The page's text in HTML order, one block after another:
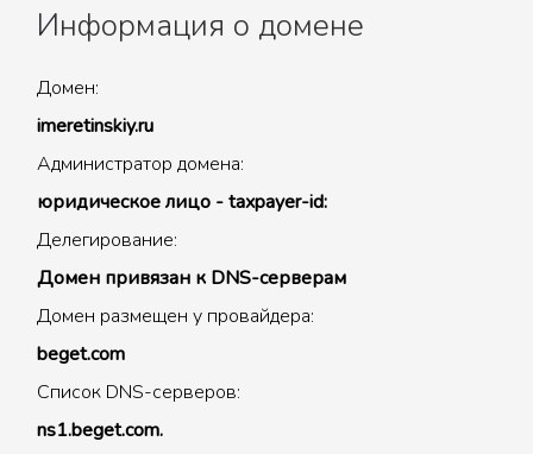
Информация о домене
Домен:
imeretinskiy.ru
Администратор домена:
юридическое лицо - taxpayer-id:
Делегирование:
Домен привязан к DNS-серверам
Домен размещен у провайдера:
beget.com
Список DNS-серверов:
ns1.beget.com.